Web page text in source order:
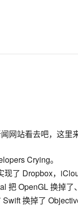
网站看去吧，这里
Crying。
了 Dropbox，
把 OpenGL 换掉
换掉了